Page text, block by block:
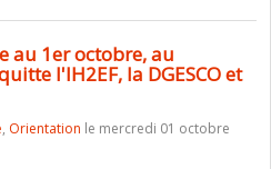
au 1er octobre, au
l'IH2EF, la DGESCO et
, Orientation le mercredi 01 octobre